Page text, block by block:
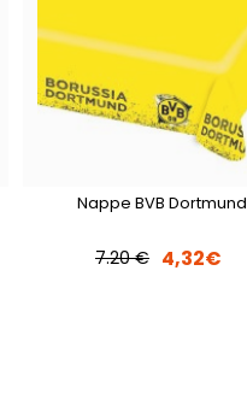
Nappe BVB Dortmund
7.20 € 4,32€